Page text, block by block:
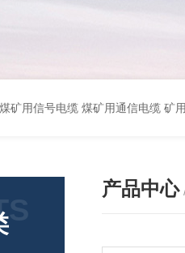
缆 矿用通信电缆 橡套软电缆YZ-3*1.5+1 YCW橡胶电缆3*10+1*6 船用橡套软电缆CEFR-3*2.5 煤矿用移动橡套软电缆MY3*4+1*4
产品中心